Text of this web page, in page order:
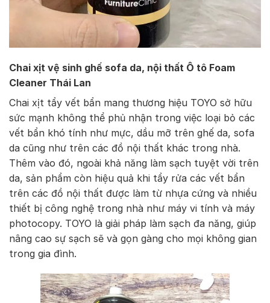
Chai xịt vệ sinh ghế sofa da, nội thất Ô tô Foam
Cleaner Thái Lan
Chai xịt tẩy vết bẩn mang thương hiệu TOYO sở hữu
sức mạnh không thể phủ nhận trong việc loại bỏ các
vết bẩn khó tính như mực, dầu mỡ trên ghế da, sofa
da cũng như trên các đồ nội thất khác trong nhà.
Thêm vào đó, ngoài khả năng làm sạch tuyệt vời trên
da, sản phẩm còn hiệu quả khi tẩy rửa các vết bẩn
trên các đồ nội thất được làm từ nhựa cứng và nhiều
thiết bị công nghệ trong nhà như máy vi tính và máy
photocopy. TOYO là giải pháp làm sạch đa năng, giúp
nâng cao sự sạch sẽ và gọn gàng cho mọi không gian
trong gia đình.